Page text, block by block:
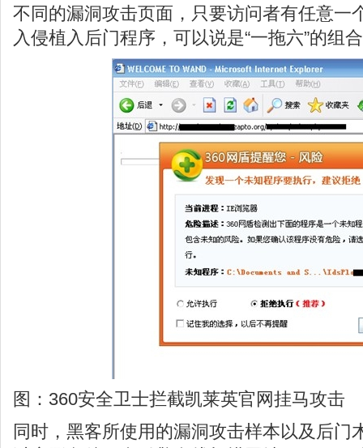
不同的漏洞攻击页面，只要访问者有任意一
入侵植入后门程序，可以说是“一拖六”的组
图：360安全卫士拦截凯莱英官网挂马攻击
同时，黑客所使用的漏洞攻击样本以及后门